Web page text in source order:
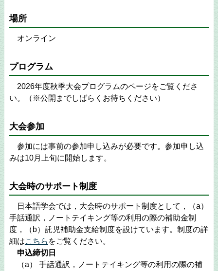
場所
オンライン
プログラム
2026年度秋季大会プログラムのページをご覧くださ
い。（※公開までしばらくお待ちください）
大会参加
参加には事前の参加申し込みが必要です。参加申し込
みは10月上旬に開始します。
大会時のサポート制度
日本語学会では，大会時のサポート制度として，（a）
手話通訳，ノートテイキング等の利用の際の補助金制
度，（b）託児補助金支給制度を設けています。制度の詳
細はこちら をご覧ください。
申込締切日
（a） 手話通訳，ノートテイキング等の利用の際の補